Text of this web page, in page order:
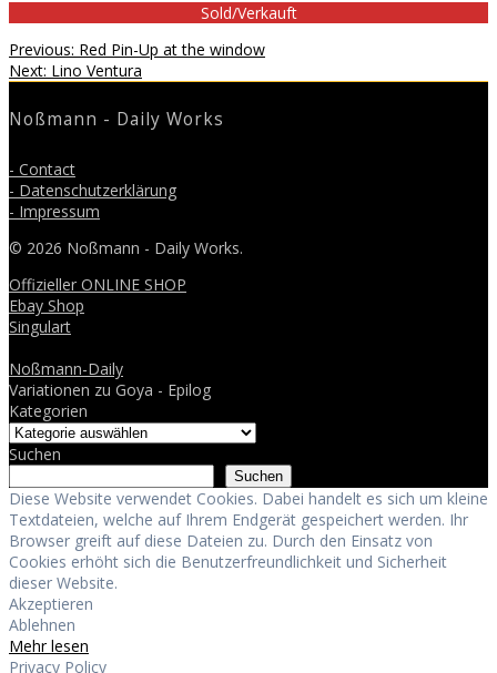
Sold/Verkauft
Beitragsnavigation
Previous: Previous
post:
Red Pin-Up at the window
Next: Next
Lino Ventura
Noßmann - Daily Works
- Contact
- Datenschutzerklärung
- Impressum
© 2026 Noßmann - Daily Works.
Offizieller ONLINE SHOP
Ebay Shop
Singulart
Noßmann-Daily
Variationen zu Goya - Epilog
Kategorien
Suchen
Suchen
Diese Website verwendet Cookies. Dabei handelt es sich um kleine
Textdateien, welche auf Ihrem Endgerät gespeichert werden. Ihr
Browser greift auf diese Dateien zu. Durch den Einsatz von
Cookies erhöht sich die Benutzerfreundlichkeit und Sicherheit
dieser Website.
Akzeptieren
Ablehnen
Mehr lesen
Privacy Policy